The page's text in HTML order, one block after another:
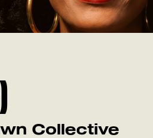
Collective